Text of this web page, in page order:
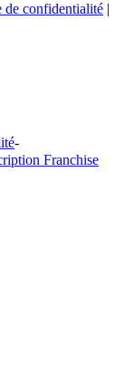
de confidentialité
-
Franchise